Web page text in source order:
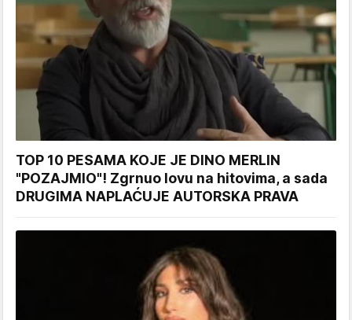
TOP 10 PESAMA KOJE JE DINO MERLIN
"POZAJMIO"! Zgrnuo lovu na hitovima, a sada
DRUGIMA NAPLAĆUJE AUTORSKA PRAVA